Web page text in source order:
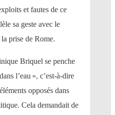
et fautes de ce
sa geste avec le
prise de Rome.
Briquel se penche
l’eau », c’est-à-dire
opposés dans
Cela demandait de